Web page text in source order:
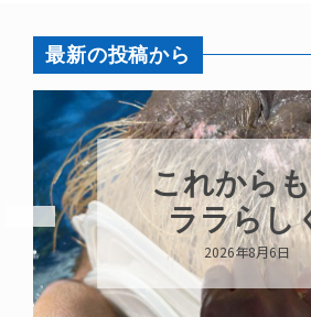
最新の投稿から
これから
ララらし
2026年8月6日